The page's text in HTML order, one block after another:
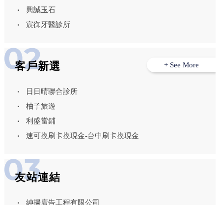
興誠玉石
宸御牙醫診所
客戶新選
日日晴聯合診所
柚子旅遊
利盛當鋪
速可換刷卡換現金-台中刷卡換現金
+ See More
友站連結
紳揚廣告工程有限公司